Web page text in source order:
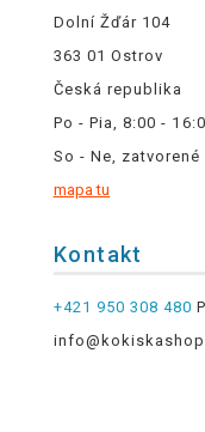
Dolní Žďár 104
363 01 Ostrov
Česká republika
Po - Pia, 8:00 -
So - Ne, zatvorené
mapa tu
Kontakt
+421 950 308 480